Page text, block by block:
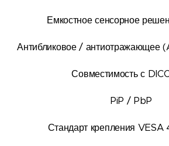
Емкостное сенсорное
Антибликовое / антиотражающее
Совместимость с
PiP / PbP
Стандарт крепления